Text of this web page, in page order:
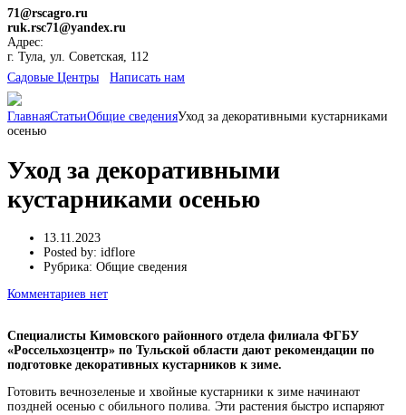
71@rscagro.ru
ruk.rsc71@yandex.ru
Адрес:
г. Тула, ул. Советская, 112
Cадовые Центры
Написать нам
ГлавнаяСтатьиОбщие сведенияУход за декоративными кустарниками
осенью
Уход за декоративными
кустарниками осенью
13.11.2023
Posted by: idflore
Рубрика: Общие сведения
Комментариев нет
Специалисты Кимовского районного отдела филиала ФГБУ
«Россельхозцентр» по Тульской области дают рекомендации по
подготовке декоративных кустарников к зиме.
Готовить вечнозеленые и хвойные кустарники к зиме начинают
поздней осенью с обильного полива. Эти растения быстро испаряют